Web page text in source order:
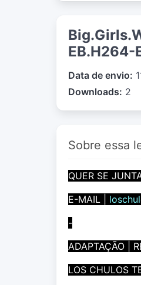
EB.H264-
Data de envio:
Downloads: 2
Sobre essa
QUER SE
E-MAIL |
-
ADAPTAÇÃO |
LOS CHULOS